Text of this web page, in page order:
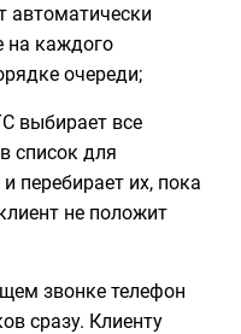
автоматически
на каждого
очереди;
выбирает все
список для
перебирает их, пока
не положит
звонке телефон
сразу. Клиенту